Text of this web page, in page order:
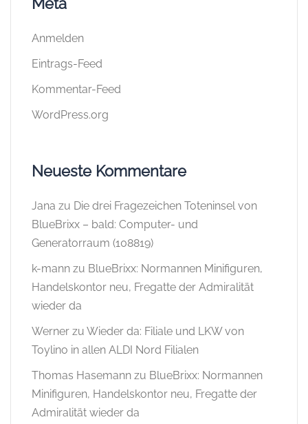
Anmelden
Eintrags-Feed
Kommentar-Feed
WordPress.org
Neueste Kommentare
Jana zu Die drei Fragezeichen Toteninsel von
BlueBrixx – bald: Computer- und
Generatorraum (108819)
k-mann zu BlueBrixx: Normannen Minifiguren,
Handelskontor neu, Fregatte der Admiralität
wieder da
Werner zu Wieder da: Filiale und LKW von
Toylino in allen ALDI Nord Filialen
Thomas Hasemann zu BlueBrixx: Normannen
Minifiguren, Handelskontor neu, Fregatte der
Admiralität wieder da